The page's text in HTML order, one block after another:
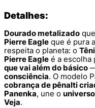
Detalhes:
Dourado metalizado
Pierre Eagle que é pura
respeita o planeta: o
Pierre Eagle é a escolha
que vai além do básico
consciência. O modelo
cobrança de pênalti
Panenka, une o
Veja.